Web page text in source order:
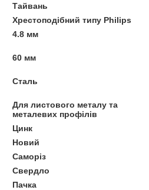
Тайвань
Хрестоподібний типу Philips
4.8 мм
60 мм
Сталь
Для листового металу та
металевих профілів
Цинк
Новий
Саморіз
Свердло
Пачка